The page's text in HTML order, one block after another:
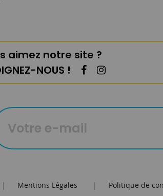
aimez notre site ?
NOUS !
| Mentions Légales | Politique de